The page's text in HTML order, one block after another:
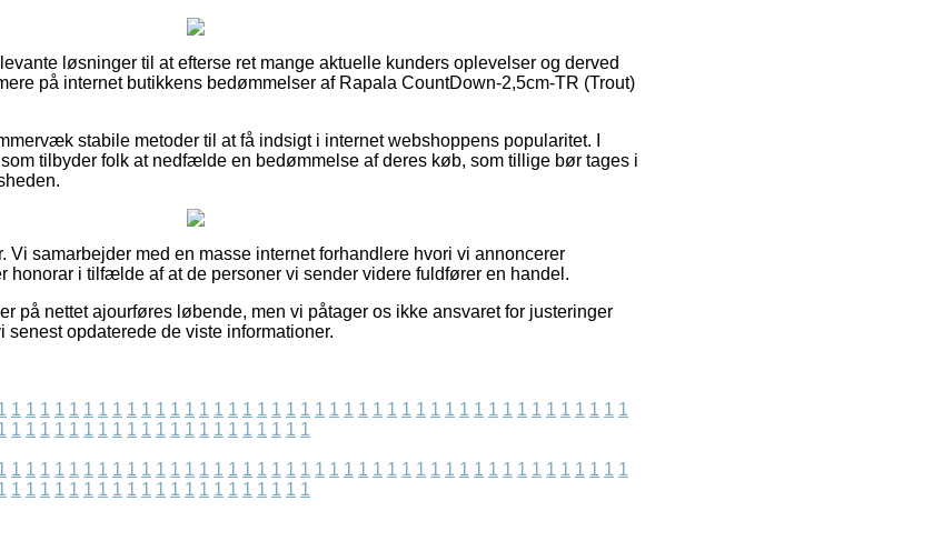
løsninger til at efterse ret mange aktuelle kunders oplevelser og derved
på internet butikkens bedømmelser af Rapala CountDown-2,5cm-TR (Trout)
stabile metoder til at få indsigt i internet webshoppens popularitet. I
tilbyder folk at nedfælde en bedømmelse af deres køb, som tillige bør tages i
Vi samarbejder med en masse internet forhandlere hvori vi annoncerer
honorar i tilfælde af at de personer vi sender videre fuldfører en handel.
på nettet ajourføres løbende, men vi påtager os ikke ansvaret for justeringer
opdaterede de viste informationer.
1 1 1 1 1 1 1 1 1 1 1 1 1 1 1 1 1 1 1 1 1 1 1 1 1 1 1 1 1 1 1 1 1 1 1 1 1 1 1 1 1 1 1
1 1 1 1 1 1 1 1 1 1 1 1 1 1 1 1 1 1 1 1 1
1 1 1 1 1 1 1 1 1 1 1 1 1 1 1 1 1 1 1 1 1 1 1 1 1 1 1 1 1 1 1 1 1 1 1 1 1 1 1 1 1 1 1
1 1 1 1 1 1 1 1 1 1 1 1 1 1 1 1 1 1 1 1 1